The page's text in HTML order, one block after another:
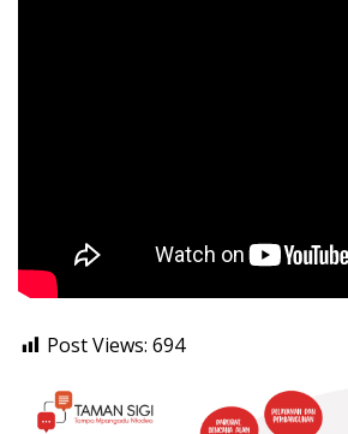
Post Views: 694